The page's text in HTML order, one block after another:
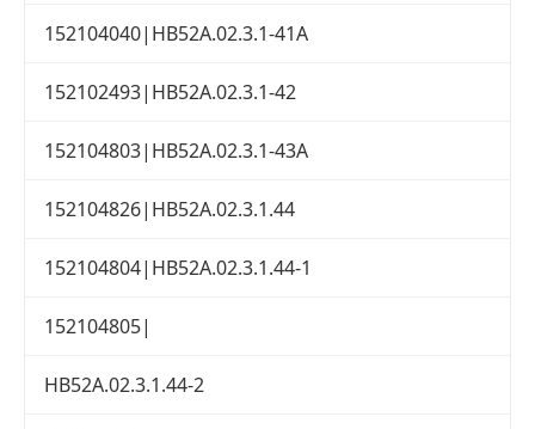
152104040|HB52A.02.3.1-41A
152102493|HB52A.02.3.1-42
152104803|HB52A.02.3.1-43A
152104826|HB52A.02.3.1.44
152104804|HB52A.02.3.1.44-1
152104805|
HB52A.02.3.1.44-2